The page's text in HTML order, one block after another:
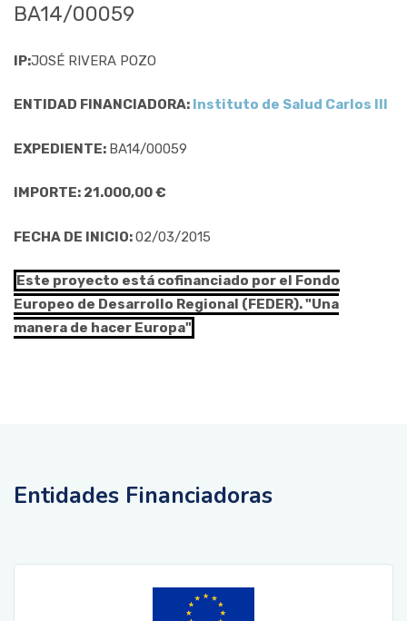
BA14/00059
IP:JOSÉ RIVERA POZO
ENTIDAD FINANCIADORA: Instituto de Salud Carlos III
EXPEDIENTE: BA14/00059
IMPORTE: 21.000,00 €
FECHA DE INICIO:02/03/2015
Este proyecto está cofinanciado por el Fondo
Europeo de Desarrollo Regional (FEDER). "Una
manera de hacer Europa"
Entidades Financiadoras